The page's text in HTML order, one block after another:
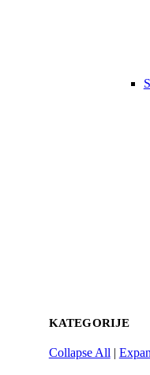
KATEGORIJE
Collapse All |